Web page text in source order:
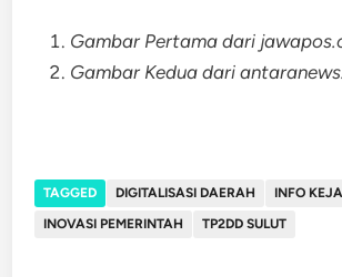
Gambar Pertama dari
Gambar Kedua dari
TAGGED DIGITALISASI DAERAH
INFO
INOVASI PEMERINTAH
TP2DD SULUT